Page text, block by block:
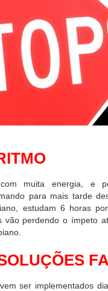
muita energia, e
para mais tarde
estudam 6 horas
perdendo o ímpeto
ser implementados